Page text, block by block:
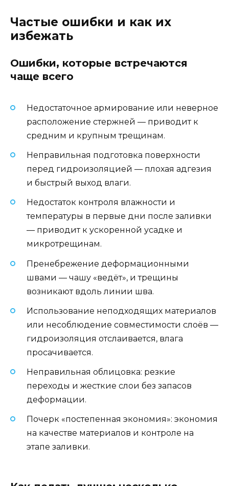
Частые ошибки и как их
избежать
Ошибки, которые встречаются
чаще всего
Недостаточное армирование или неверное
расположение стержней — приводит к
средним и крупным трещинам.
Неправильная подготовка поверхности
перед гидроизоляцией — плохая адгезия
и быстрый выход влаги.
Недостаток контроля влажности и
температуры в первые дни после заливки
— приводит к ускоренной усадке и
микротрещинам.
Пренебрежение деформационными
швами — чашу «ведёт», и трещины
возникают вдоль линии шва.
Использование неподходящих материалов
или несоблюдение совместимости слоёв —
гидроизоляция отслаивается, влага
просачивается.
Неправильная облицовка: резкие
переходы и жесткие слои без запасов
деформации.
Почерк «постепенная экономия»: экономия
на качестве материалов и контроле на
этапе заливки.